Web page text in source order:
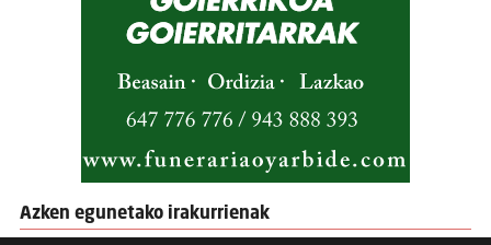
Azken egunetako irakurrienak